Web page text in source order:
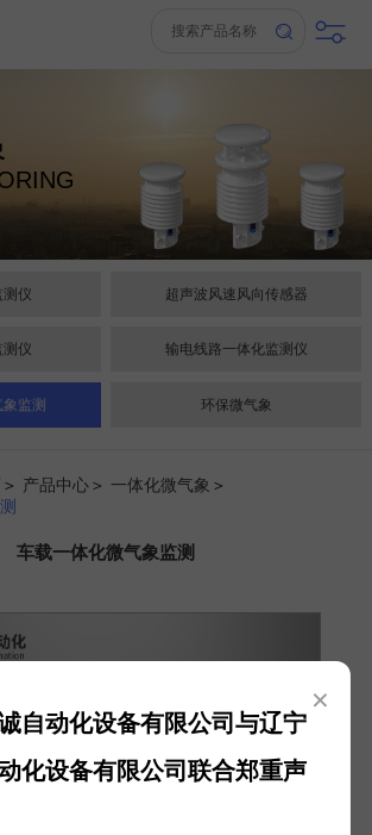
×
自动化设备有限公司与辽宁
化设备有限公司联合郑重声
仪 超声波风速风向传感器
仪 输电线路一体化监测仪
监测 环保微气象
＞ 产品中心＞ 一体化微气象 ＞
车载一体化微气象监测